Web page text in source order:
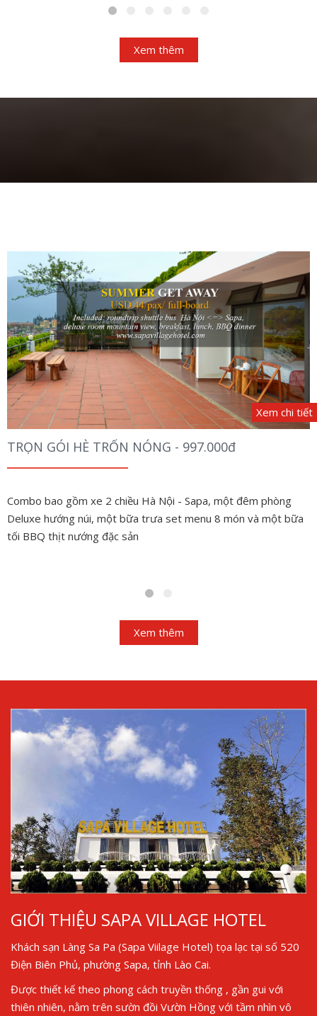
Xem thêm
Xem chi tiết
TRỌN GÓI HÈ TRỐN NÓNG - 997.000đ
Combo bao gồm xe 2 chiều Hà Nội - Sapa, một đêm phòng
Deluxe hướng núi, một bữa trưa set menu 8 món và một bữa
tối BBQ thịt nướng đặc sản
Xem thêm
GIỚI THIỆU SAPA VILLAGE HOTEL
Khách sạn Làng Sa Pa (Sapa Viilage Hotel) tọa lạc tại số 520
Điện Biên Phủ, phường Sapa, tỉnh Lào Cai.
Được thiết kế theo phong cách truyền thống , gần gui với
thiên nhiên, nằm trên sườn đồi Vườn Hồng với tầm nhìn vô